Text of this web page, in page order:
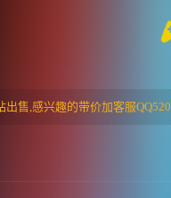
出售,感兴趣的带价加客服